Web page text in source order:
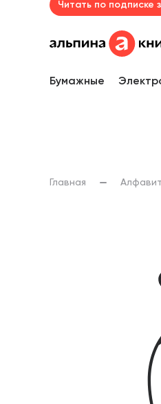
Читать по подписке
Бумажные
Главная